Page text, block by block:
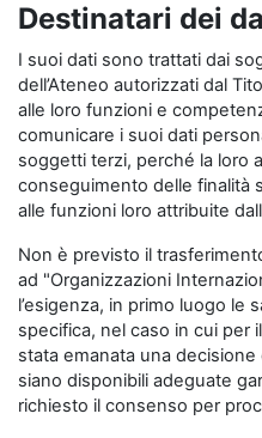
Destinatari dei
I suoi dati sono trattati dai
dell’Ateneo autorizzati dal
alle loro funzioni e
comunicare i suoi dati
soggetti terzi, perché la loro
conseguimento delle finalità
alle funzioni loro attribuite
Non è previsto il
ad "Organizzazioni
l’esigenza, in primo luogo le
specifica, nel caso in cui per
stata emanata una
siano disponibili adeguate
richiesto il consenso per